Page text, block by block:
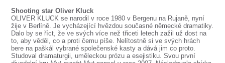
Shooting star Oliver Kluck
OLIVER KLUCK se narodil v roce 1980 v Bergenu na Rujaně, nyní
žije v Berlíně. Je vycházející hvězdou současné německé dramatiky.
Dalo by se říct, že ve svých více než třiceti letech zažil už dost na
to, aby věděl, co a proti čemu píše. Nelítostně si ve svých hrách
bere na paškál vybrané společenské kasty a dává jim co proto.
Studoval dramaturgii, uměleckou prózu a esejistiku. Svou první